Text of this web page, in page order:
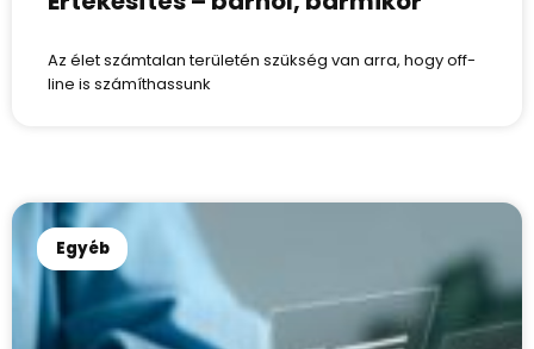
Az élet számtalan területén szükség van arra, hogy off-
line is számíthassunk
Egyéb